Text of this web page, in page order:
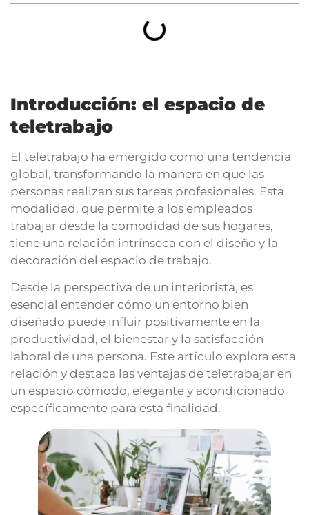
Introducción: el espacio de
teletrabajo
El teletrabajo ha emergido como una tendencia
global, transformando la manera en que las
personas realizan sus tareas profesionales. Esta
modalidad, que permite a los empleados
trabajar desde la comodidad de sus hogares,
tiene una relación intrínseca con el diseño y la
decoración del espacio de trabajo.
Desde la perspectiva de un interiorista, es
esencial entender cómo un entorno bien
diseñado puede influir positivamente en la
productividad, el bienestar y la satisfacción
laboral de una persona. Este artículo explora esta
relación y destaca las ventajas de teletrabajar en
un espacio cómodo, elegante y acondicionado
específicamente para esta finalidad.